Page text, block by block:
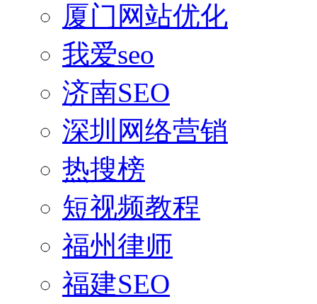
厦门网站优化
我爱seo
济南SEO
深圳网络营销
热搜榜
短视频教程
福州律师
福建SEO